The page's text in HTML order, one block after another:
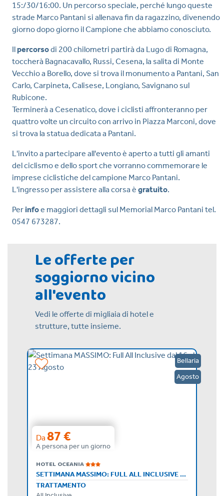
15:/30/16:00. Un percorso speciale, perché lungo queste
strade Marco Pantani si allenava fin da ragazzino, divenendo
giorno dopo giorno il Campione che abbiamo conosciuto.
Ilpercorsodi 200 chilometri partirà da Lugo di Romagna,
toccherà Bagnacavallo, Russi, Cesena, la salita di Monte
Vecchio a Borello, dove si trova il monumento a Pantani, San
Carlo, Carpineta, Calisese, Longiano, Savignano sul
Rubicone.
Terminerà a Cesenatico, dove i ciclisti affronteranno per
quattro volte un circuito con arrivo in Piazza Marconi, dove
si trova la statua dedicata a Pantani.
L'invito a partecipare all'evento è aperto a tutti gli amanti
del ciclismo e dello sport che vorranno commemorare le
imprese ciclistiche del campione Marco Pantani.
L'ingresso per assistere alla corsa è gratuito.
Perinfoe maggiori dettagli sul Memorial Marco Pantani tel.
0547 673287.
Le offerte per
soggiorno vicino
all'evento
Vedi le offerte di migliaia di hotel e
strutture, tutte insieme.
Bellaria
Agosto
Da 87 €
A persona per un giorno
HOTEL OCEANIA
SETTIMANA MASSIMO: FULL ALL INCLUSIVE DAL 16 AL 23 AGOSTO
TRATTAMENTO